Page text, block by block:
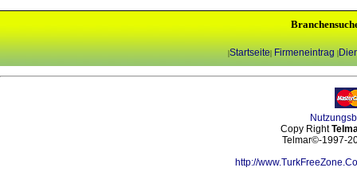
|Startseite| Firmeneintrag |
Copy Right
Telmar©-1997-
http://